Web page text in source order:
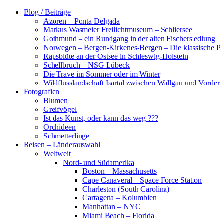
Zum
Blog / Beiträge
Azoren – Ponta Delgada
Markus Wasmeier Freilichtmuseum – Schliersee
Gothmund – ein Rundgang in der alten Fischersiedlung
Norwegen – Bergen-Kirkenes-Bergen – Die klassische
Rapsblüte an der Ostsee in Schleswig-Holstein
Schellbruch – NSG Lübeck
Die Trave im Sommer oder im Winter
Wildflusslandschaft Isartal zwischen Wallgau und
Fotografien
Blumen
Greifvögel
Ist das Kunst, oder kann das weg ???
Orchideen
Schmetterlinge
Reisen – Länderauswahl
Weltweit
Nord- und Südamerika
Boston – Massachusetts
Cape Canaveral – Space Force Station
Charleston (South Carolina)
Cartagena – Kolumbien
Manhattan – NYC
Miami Beach – Florida